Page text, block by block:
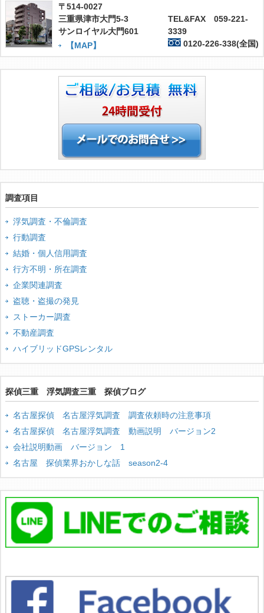
〒514-0027
三重県津市大門5-3
サンロイヤル大門601
【MAP】
TEL&FAX 059-221-
3339
0120-226-338(全国)
調査項目
浮気調査・不倫調査
行動調査
結婚・個人信用調査
行方不明・所在調査
企業関連調査
盗聴・盗撮の発見
ストーカー調査
不動産調査
ハイブリッドGPSレンタル
探偵三重 浮気調査三重 探偵ブログ
名古屋探偵 名古屋浮気調査 調査依頼時の注意事項
名古屋探偵 名古屋浮気調査 動画説明 バージョン2
会社説明動画 バージョン 1
名古屋 探偵業界おかしな話 season2-4